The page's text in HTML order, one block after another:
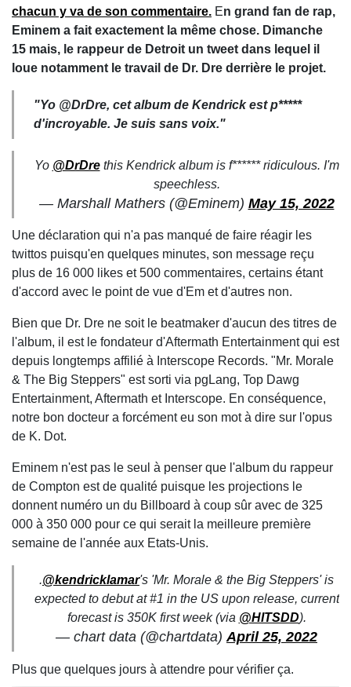
chacun y va de son commentaire. En grand fan de rap,
Eminem a fait exactement la même chose. Dimanche
15 mais, le rappeur de Detroit un tweet dans lequel il
loue notamment le travail de Dr. Dre derrière le projet.
"Yo @DrDre, cet album de Kendrick est p*****
d'incroyable. Je suis sans voix."
Yo @DrDrethis Kendrick album is f****** ridiculous. I'm
speechless.
— Marshall Mathers (@Eminem) May 15, 2022
Une déclaration qui n'a pas manqué de faire réagir les
twittos puisqu'en quelques minutes, son message reçu
plus de 16 000 likes et 500 commentaires, certains étant
d'accord avec le point de vue d'Em et d'autres non.
Bien que Dr. Dre ne soit le beatmaker d'aucun des titres de
l'album, il est le fondateur d'Aftermath Entertainment qui est
depuis longtemps affilié à Interscope Records. "Mr. Morale
& The Big Steppers" est sorti via pgLang, Top Dawg
Entertainment, Aftermath et Interscope. En conséquence,
notre bon docteur a forcément eu son mot à dire sur l'opus
de K. Dot.
Eminem n'est pas le seul à penser que l'album du rappeur
de Compton est de qualité puisque les projections le
donnent numéro un du Billboard à coup sûr avec de 325
000 à 350 000 pour ce qui serait la meilleure première
semaine de l'année aux Etats-Unis.
.@kendricklamar's 'Mr. Morale & the Big Steppers' is
expected to debut at #1 in the US upon release, current
forecast is 350K first week (via @HITSDD).
— chart data (@chartdata)April 25, 2022
Plus que quelques jours à attendre pour vérifier ça.